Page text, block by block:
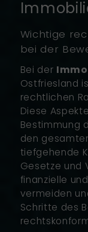
Wichtige
bei der
Bei der
Ostfriesland
rechtlichen
Diese
Bestimmung
den
tiefgehende
Gesetze und
finanzielle
vermeiden
Schritte des